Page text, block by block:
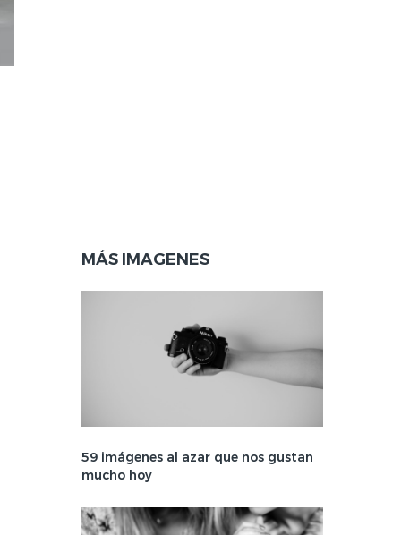
MÁS IMAGENES
59 imágenes al azar que nos gustan
mucho hoy